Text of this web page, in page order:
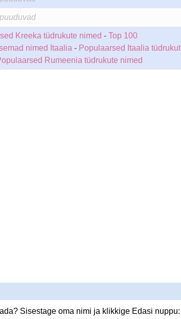
Kreeka tüdrukute nimed - Top 100
nimed Itaalia - Populaarsed Itaalia
Rumeenia tüdrukute nimed
Sisestage oma nimi ja klikkige Edasi nuppu: